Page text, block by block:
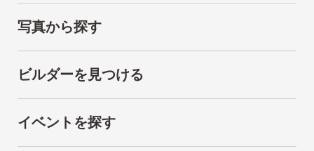
写真から探す
ビルダーを見つける
イベントを探す